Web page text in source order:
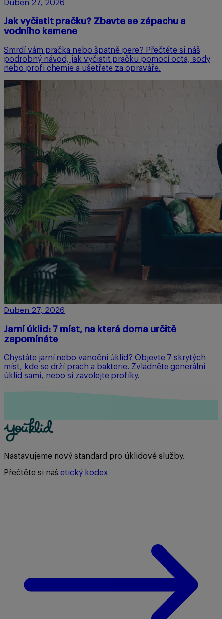
Duben 27, 2026
Jak vyčistit pračku? Zbavte se zápachu a
vodního kamene
Smrdí vám pračka nebo špatně pere? Přečtěte si náš
podrobný návod, jak vyčistit pračku pomocí octa, sody
nebo profi chemie a ušetřete za opraváře.
Duben 27, 2026
Jarní úklid: 7 míst, na která doma určitě
zapomínáte
Chystáte jarní nebo vánoční úklid? Objevte 7 skrytých
míst, kde se drží prach a bakterie. Zvládněte generální
úklid sami, nebo si zavolejte profíky.
Nastavujeme nový standard pro úklidové služby.
Přečtěte si náš etický kodex